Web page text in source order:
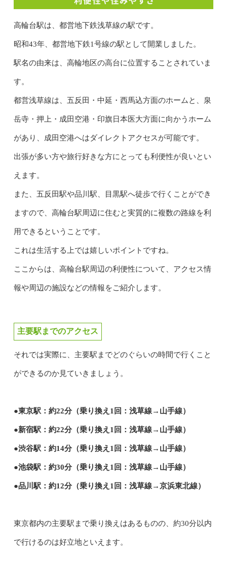
高輪台駅は、都営地下鉄浅草線の駅です。
昭和43年、都営地下鉄1号線の駅として開業しました。
駅名の由来は、高輪地区の高台に位置することされていま
す。
都営浅草線は、五反田・中延・西馬込方面のホームと、泉
岳寺・押上・成田空港・印旗日本医大方面に向かうホーム
があり、成田空港へはダイレクトアクセスが可能です。
出張が多い方や旅行好きな方にとっても利便性が良いとい
えます。
また、五反田駅や品川駅、目黒駅へ徒歩で行くことができ
ますので、高輪台駅周辺に住むと実質的に複数の路線を利
用できるということです。
これは生活する上では嬉しいポイントですね。
ここからは、高輪台駅周辺の利便性について、アクセス情
報や周辺の施設などの情報をご紹介します。
主要駅までのアクセス
それでは実際に、主要駅までどのぐらいの時間で行くこと
ができるのか見ていきましょう。
●東京駅：約22分（乗り換え1回：浅草線→山手線）
●新宿駅：約22分（乗り換え1回：浅草線→山手線）
●渋谷駅：約14分（乗り換え1回：浅草線→山手線）
●池袋駅：約30分（乗り換え1回：浅草線→山手線）
●品川駅：約12分（乗り換え1回：浅草線→京浜東北線）
東京都内の主要駅まで乗り換えはあるものの、約30分以内
で行けるのは好立地といえます。